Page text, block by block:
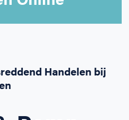
voor iedereen
vragenofferte
Inloggen
Handelen bij